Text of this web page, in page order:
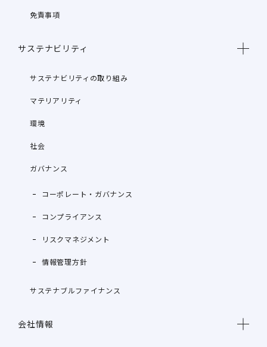
免責事項
サステナビリティ
サステナビリティの取り組み
マテリアリティ
環境
社会
ガバナンス
コーポレート・ガバナンス
コンプライアンス
リスクマネジメント
情報管理方針
サステナブルファイナンス
会社情報